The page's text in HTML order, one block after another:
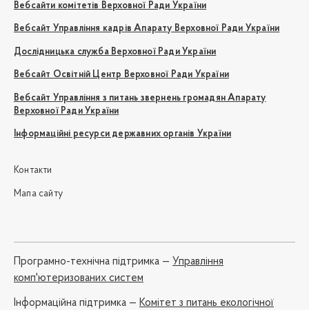
Вебсайти комітетів Верховної Ради України
Вебсайт Управління кадрів Апарату Верховної Ради України
Дослідницька служба Верховної Ради України
Вебсайт Освітній Центр Верховної Ради України
Вебсайт Управління з питань звернень громадян Апарату
Верховної Ради України
Інформаційні ресурси державних органів України
Контакти
Мапа сайту
Програмно-технічна підтримка — Управління
комп'ютеризованих систем
Iнформаційна підтримка — Комітет з питань екологічної